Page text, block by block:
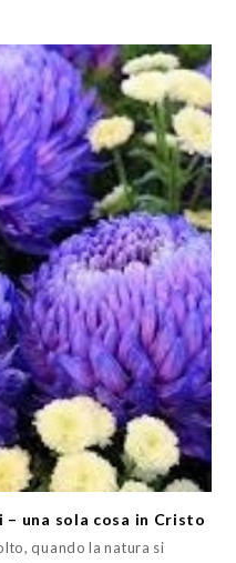
una sola cosa in Cristo
quando la natura si